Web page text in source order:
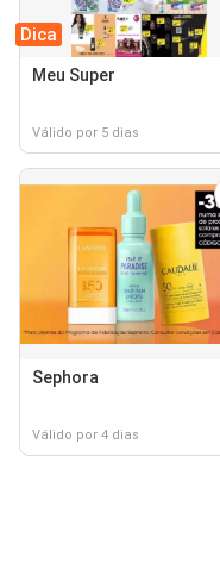
Dica
Meu Super
Válido por 5 dias
Sephora
Válido por 4 dias